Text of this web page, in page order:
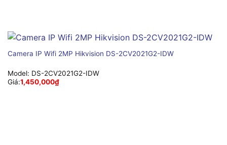
Camera IP Wifi 2MP Hikvision DS-2CV2021G2-IDW
Model: DS-2CV2021G2-IDW
Giá:1,450,000₫